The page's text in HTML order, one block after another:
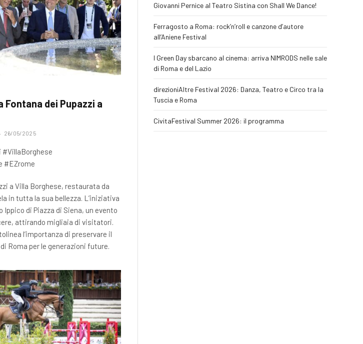
Fontana dei Pupazzi a
26/05/2025
#VillaBorghese
#EZrome
a Villa Borghese, restaurata da
in tutta la sua bellezza. L’iniziativa
Ippico di Piazza di Siena, un evento
attirando migliaia di visitatori.
l’importanza di preservare il
Roma per le generazioni future.
Giovanni Pernice al Teatro Sistina con Shall We Dance!
Ferragosto a Roma: rock’n’roll e canzone d’autore
all’Aniene Festival
I Green Day sbarcano al cinema: arriva NIMRODS nelle sale
di Roma e del Lazio
direzioniAltre Festival 2026: Danza, Teatro e Circo tra la
Tuscia e Roma
CivitaFestival Summer 2026: il programma